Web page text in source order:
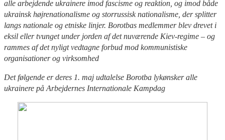
alle arbejdende ukrainere imod fascisme og reaktion, og imod både
ukrainsk højrenationalisme og storrussisk nationalisme, der splitter
langs nationale og etniske linjer. Borotbas medlemmer blev drevet i
eksil eller tvunget under jorden af det nuværende Kiev-regime – og
rammes af det nyligt vedtagne forbud mod kommunistiske
organisationer og virksomhed
Det følgende er deres 1. maj udtalelse Borotba lykønsker alle
ukrainere på Arbejdernes Internationale Kampdag